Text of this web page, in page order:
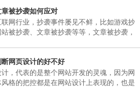
的网络公司制作，那么，深圳网络公司哪家
章被抄袭如何应对
联网行业，抄袭事件屡见不鲜，比如游戏抄
被抄袭、文章被抄袭等等，文章被抄袭，
该如何应对呢？
网页设计的好不好
计，代表的是整个网站开发的灵魂，因为网
格的把控都是在网站设计上表现的，也是